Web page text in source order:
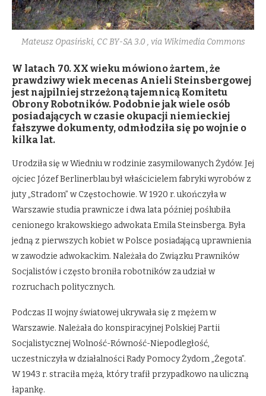
Mateusz Opasiński, CC BY-SA 3.0 , via Wikimedia Commons
W latach 70. XX wieku mówiono żartem, że
prawdziwy wiek mecenas Anieli Steinsbergowej
jest najpilniej strzeżoną tajemnicą Komitetu
Obrony Robotników. Podobnie jak wiele osób
posiadających w czasie okupacji niemieckiej
fałszywe dokumenty, odmłodziła się po wojnie o
kilka lat.
Urodziła się w Wiedniu w rodzinie zasymilowanych Żydów. Jej
ojciec Józef Berlinerblau był właścicielem fabryki wyrobów z
juty „Stradom” w Częstochowie. W 1920 r. ukończyła w
Warszawie studia prawnicze i dwa lata później poślubiła
cenionego krakowskiego adwokata Emila Steinsberga. Była
jedną z pierwszych kobiet w Polsce posiadającą uprawnienia
w zawodzie adwokackim. Należała do Związku Prawników
Socjalistów i często broniła robotników za udział w
rozruchach politycznych.
Podczas II wojny światowej ukrywała się z mężem w
Warszawie. Należała do konspiracyjnej Polskiej Partii
Socjalistycznej Wolność-Równość-Niepodległość,
uczestniczyła w działalności Rady Pomocy Żydom „Żegota”.
W 1943 r. straciła męża, który trafił przypadkowo na uliczną
łapankę.